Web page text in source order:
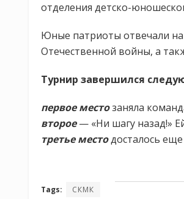
отделения детско-
Юные патриоты отвечали на
Отечественной войны, а
Турнир завершился
первое местозаняла
второе— «Ни шагу назад!»
третье местодосталось еще
Tags: СКМК